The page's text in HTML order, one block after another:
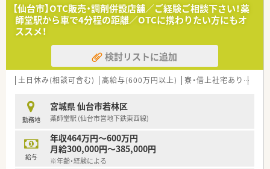
【仙台市】OTC販売・調剤併設店舗／ご経験ご相談下さい！薬
師堂駅から車で4分程の距離／OTCに携わりたい方にもオ
ススメ！
検討リストに追加
土日休み(相談可含む) 高給与(600万円以上) 寮・借上社宅あり
勤務地
宮城県 仙台市若林区
薬師堂駅 (仙台市営地下鉄東西線)
給与
年収464万円～600万円
月給300,000円～385,000円
※年齢・経験による